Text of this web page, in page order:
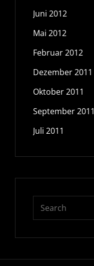
Juni 2012
Mai 2012
Februar 2012
Dezember 2011
Oktober 2011
September 2011
Juli 2011